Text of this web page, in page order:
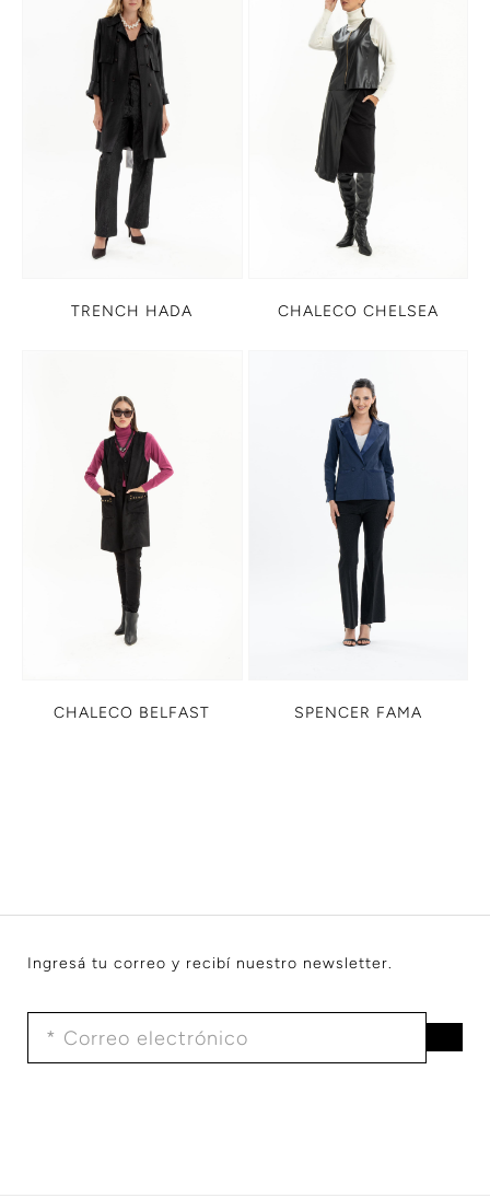
TRENCH HADA CHALECO CHELSEA
CHALECO BELFAST SPENCER FAMA
Ingresá tu correo y recibí nuestro newsletter.